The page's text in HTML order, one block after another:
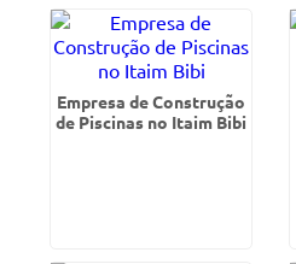
Empresa de Construção
de Piscinas no Itaim Bibi